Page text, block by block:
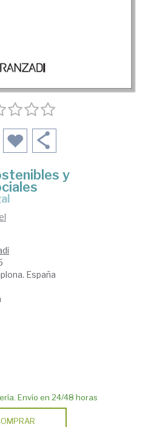
y
España
Envío en 24/48 horas